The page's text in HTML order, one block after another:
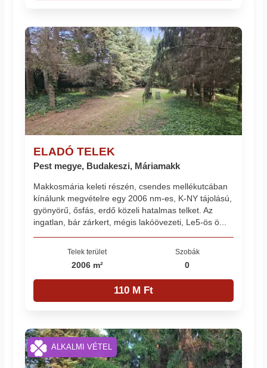
ELADÓ TELEK
Pest megye, Budakeszi, Máriamakk
Makkosmária keleti részén, csendes mellékutcában
kínálunk megvételre egy 2006 nm-es, K-NY tájolású,
gyönyörű, ősfás, erdő közeli hatalmas telket. Az
ingatlan, bár zárkert, mégis lakóövezeti, Le5-ös ö...
Telek terület
2006 m²
Szobák
0
110 M Ft
ALKALMI VÉTEL